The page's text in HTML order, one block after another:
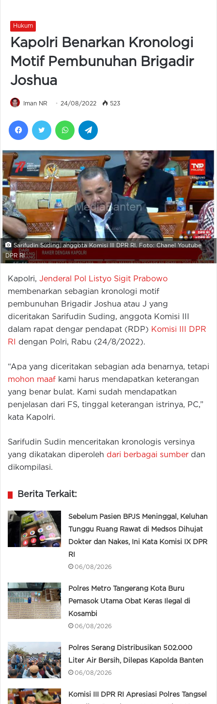
Hukum
Kapolri Benarkan Kronologi
Motif Pembunuhan Brigadir
Joshua
Iman NR 24/08/2022 523
FacebookTwitter WhatsApp
Sarifudin Suding, anggota Komisi III DPR RI. Foto: Chanel Youtube
DPR RI
Kapolri, Jenderal Pol Listyo Sigit Prabowo
membenarkan sebagian kronologi motif
pembunuhan Brigadir Joshua atau J yang
diceritakan Sarifudin Suding, anggota Komisi III
dalam rapat dengar pendapat (RDP) Komisi III DPR
RI
dengan Polri, Rabu (24/8/2022).
“Apa yang diceritakan sebagian ada benarnya, tetapi
mohon maaf kami harus mendapatkan keterangan
yang benar bulat. Kami sudah mendapatkan
penjelasan dari FS, tinggal keterangan istrinya, PC,”
kata Kapolri.
Sarifudin Sudin menceritakan kronologis versinya
yang dikatakan diperoleh dari berbagai sumber dan
dikompilasi.
Berita Terkait:
Sebelum Pasien BPJS Meninggal, Keluhan
Tunggu Ruang Rawat di Medsos Dihujat
Dokter dan Nakes, Ini Kata Komisi IX DPR
RI
06/08/2026
Polres Metro Tangerang Kota Buru
Pemasok Utama Obat Keras Ilegal di
Kosambi
06/08/2026
Polres Serang Distribusikan 502.000
Liter Air Bersih, Dilepas Kapolda Banten
06/08/2026
Komisi III DPR RI Apresiasi Polres Tangsel